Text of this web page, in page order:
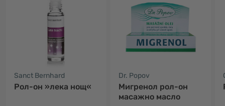
Sanct Bernhard
Рол-он »лека нощ«
Dr. Popov
Мигренол рол-он
масажно масло